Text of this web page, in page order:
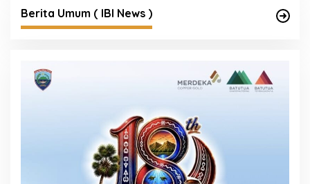
Berita Umum ( IBI News )